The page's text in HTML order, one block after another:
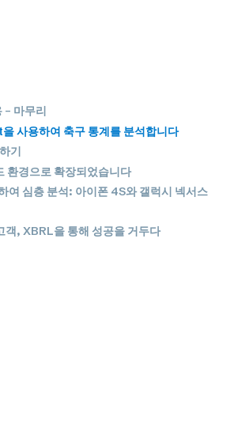
마무리
사용하여 축구 통계를 분석합니다
기
환경으로 확장되었습니다
여 심층 분석: 아이폰 4S와 갤럭시 넥서스
객, XBRL을 통해 성공을 거두다